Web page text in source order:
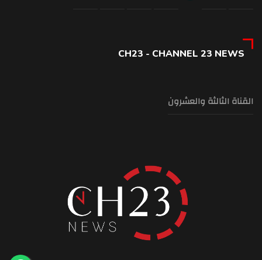
CH23 - CHANNEL 23 NEWS
القناة الثالثة والعشرون